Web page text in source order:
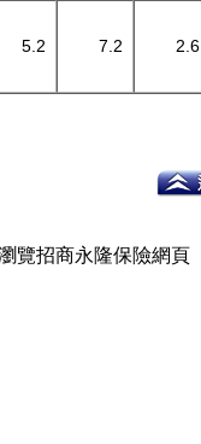
5.2 7.2 2.6
覽招商永隆保險網頁